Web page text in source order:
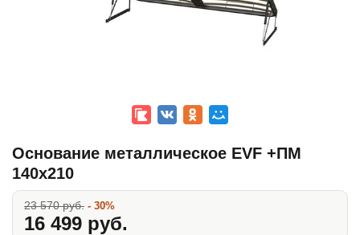
Основание металлическое EVF +ПМ
140x210
23 570 руб. - 30%
16 499 руб.